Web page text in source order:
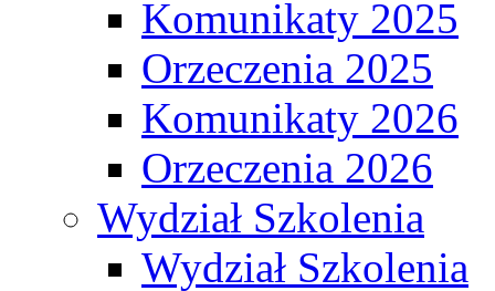
Komunikaty 2025
Orzeczenia 2025
Komunikaty 2026
Orzeczenia 2026
Wydział Szkolenia
Wydział Szkolenia